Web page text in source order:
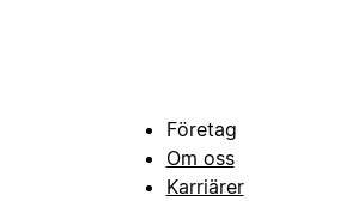
Företag
Om oss
Karriärer